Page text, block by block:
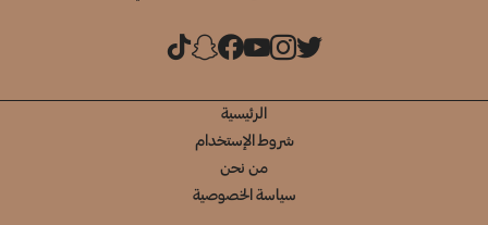
الرئيسية
شروط الإستخدام
من نحن
سياسة الخصوصية